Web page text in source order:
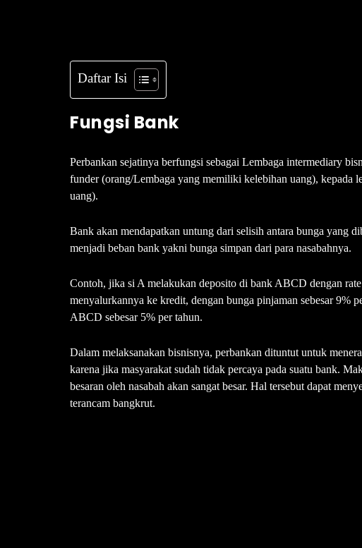
Daftar Isi
Fungsi Bank
Perbankan sejatinya berfungsi sebagai Lembaga intermediary
funder (orang/Lembaga yang memiliki kelebihan uang), kepada
uang).
Bank akan mendapatkan untung dari selisih antara bunga yang
menjadi beban bank yakni bunga simpan dari para nasabahnya.
Contoh, jika si A melakukan deposito di bank ABCD dengan
menyalurkannya ke kredit, dengan bunga pinjaman sebesar 9%
ABCD sebesar 5% per tahun.
Dalam melaksanakan bisnisnya, perbankan dituntut untuk
karena jika masyarakat sudah tidak percaya pada suatu bank.
besaran oleh nasabah akan sangat besar. Hal tersebut dapat
terancam bangkrut.